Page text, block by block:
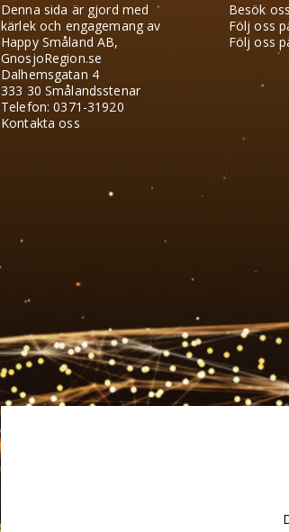
Denna sida är gjord med
kärlek och engagemang av
Happy Småland AB,
GnosjoRegion.se
Dalhemsgatan 4
333 30 Smålandsstenar
Telefon: 0371-31920
Kontakta oss
Besök
Följ oss
Följ oss